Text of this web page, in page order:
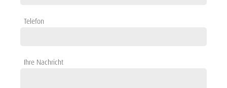
Telefon
Ihre Nachricht